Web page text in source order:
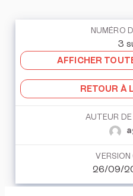
NUMÉRO
3
AFFICHER
RETOUR À
AUTEUR
VERSION
26/09/